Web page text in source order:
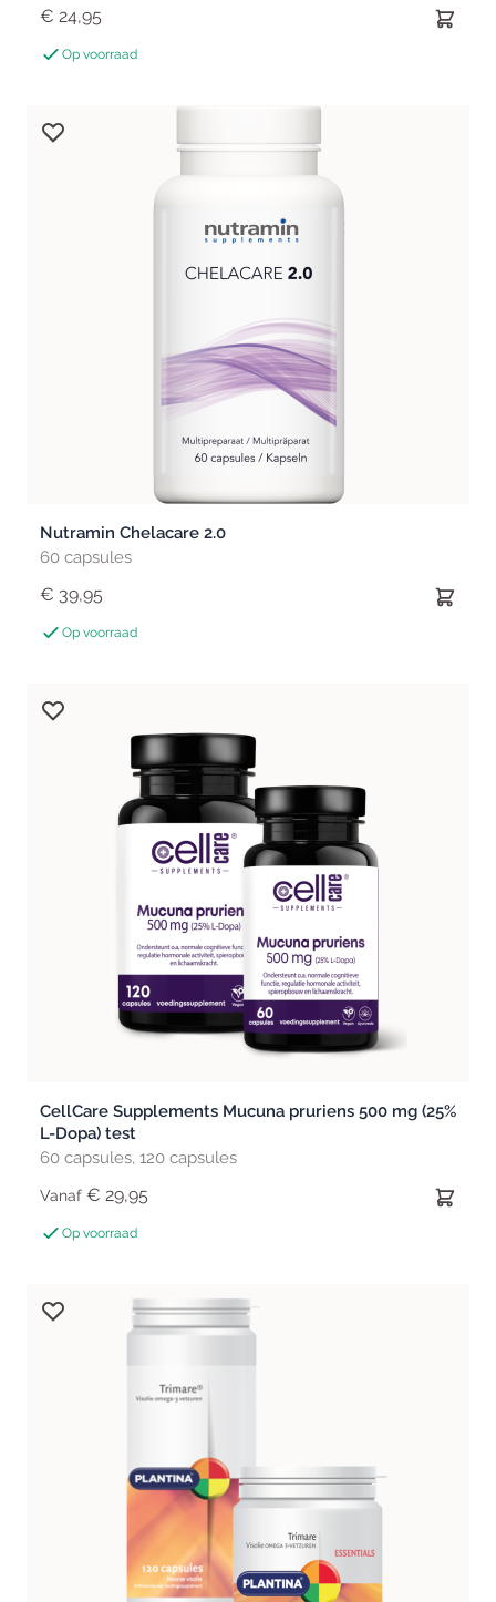
€ 24,95
Op voorraad
Nutramin Chelacare 2.0
60 capsules
€ 39,95
Op voorraad
CellCare Supplements Mucuna pruriens 500 mg (25%
L-Dopa) test
60 capsules, 120 capsules
Vanaf € 29,95
Op voorraad